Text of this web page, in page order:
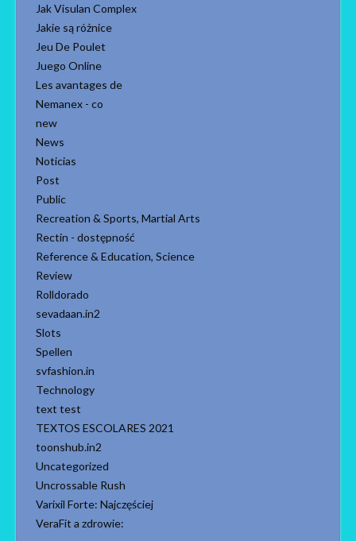
Jak Visulan Complex
Jakie są różnice
Jeu De Poulet
Juego Online
Les avantages de
Nemanex - co
new
News
Noticias
Post
Public
Recreation & Sports, Martial Arts
Rectin - dostępność
Reference & Education, Science
Review
Rolldorado
sevadaan.in2
Slots
Spellen
svfashion.in
Technology
text test
TEXTOS ESCOLARES 2021
toonshub.in2
Uncategorized
Uncrossable Rush
Varixil Forte: Najczęściej
VeraFit a zdrowie: